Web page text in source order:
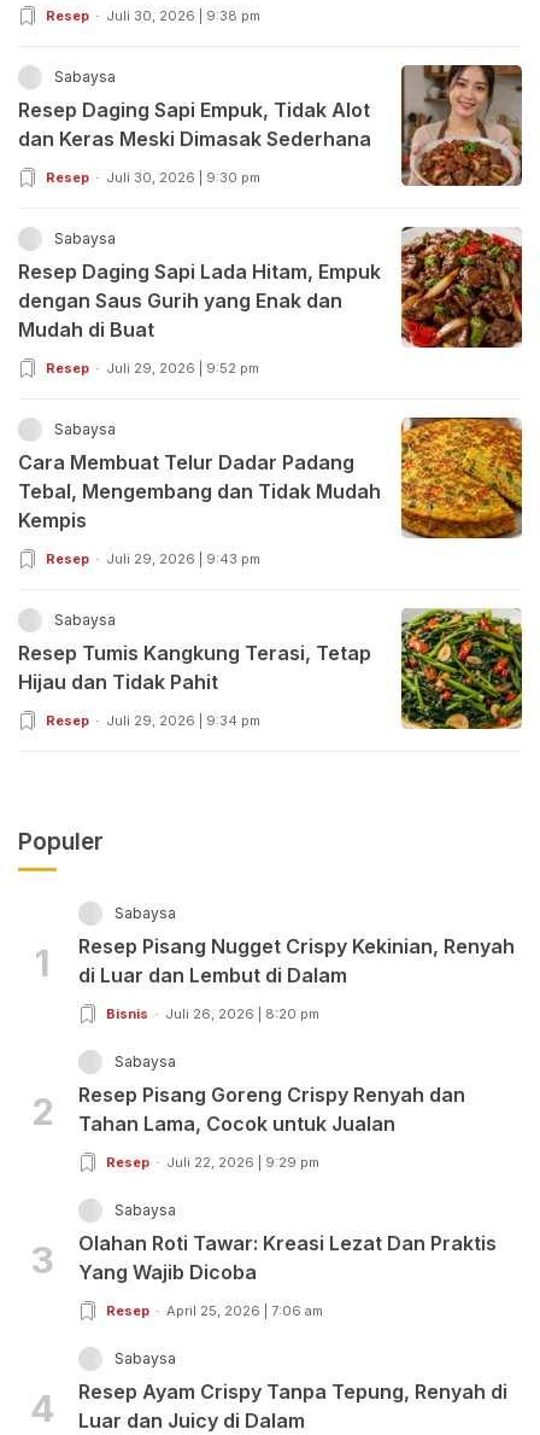
Resep Juli 30, 2026 | 9:38 pm
Sabaysa
Resep Daging Sapi Empuk, Tidak Alot
dan Keras Meski Dimasak Sederhana
Resep Juli 30, 2026 | 9:30 pm
Sabaysa
Resep Daging Sapi Lada Hitam, Empuk
dengan Saus Gurih yang Enak dan
Mudah di Buat
Resep Juli 29, 2026 | 9:52 pm
Sabaysa
Cara Membuat Telur Dadar Padang
Tebal, Mengembang dan Tidak Mudah
Kempis
Resep Juli 29, 2026 | 9:43 pm
Sabaysa
Resep Tumis Kangkung Terasi, Tetap
Hijau dan Tidak Pahit
Resep Juli 29, 2026 | 9:34 pm
Populer
1
Sabaysa
Resep Pisang Nugget Crispy Kekinian, Renyah
di Luar dan Lembut di Dalam
Bisnis Juli 26, 2026 | 8:20 pm
2
Sabaysa
Resep Pisang Goreng Crispy Renyah dan
Tahan Lama, Cocok untuk Jualan
Resep Juli 22, 2026 | 9:29 pm
3
Sabaysa
Olahan Roti Tawar: Kreasi Lezat Dan Praktis
Yang Wajib Dicoba
Resep April 25, 2026 | 7:06 am
4
Sabaysa
Resep Ayam Crispy Tanpa Tepung, Renyah di
Luar dan Juicy di Dalam